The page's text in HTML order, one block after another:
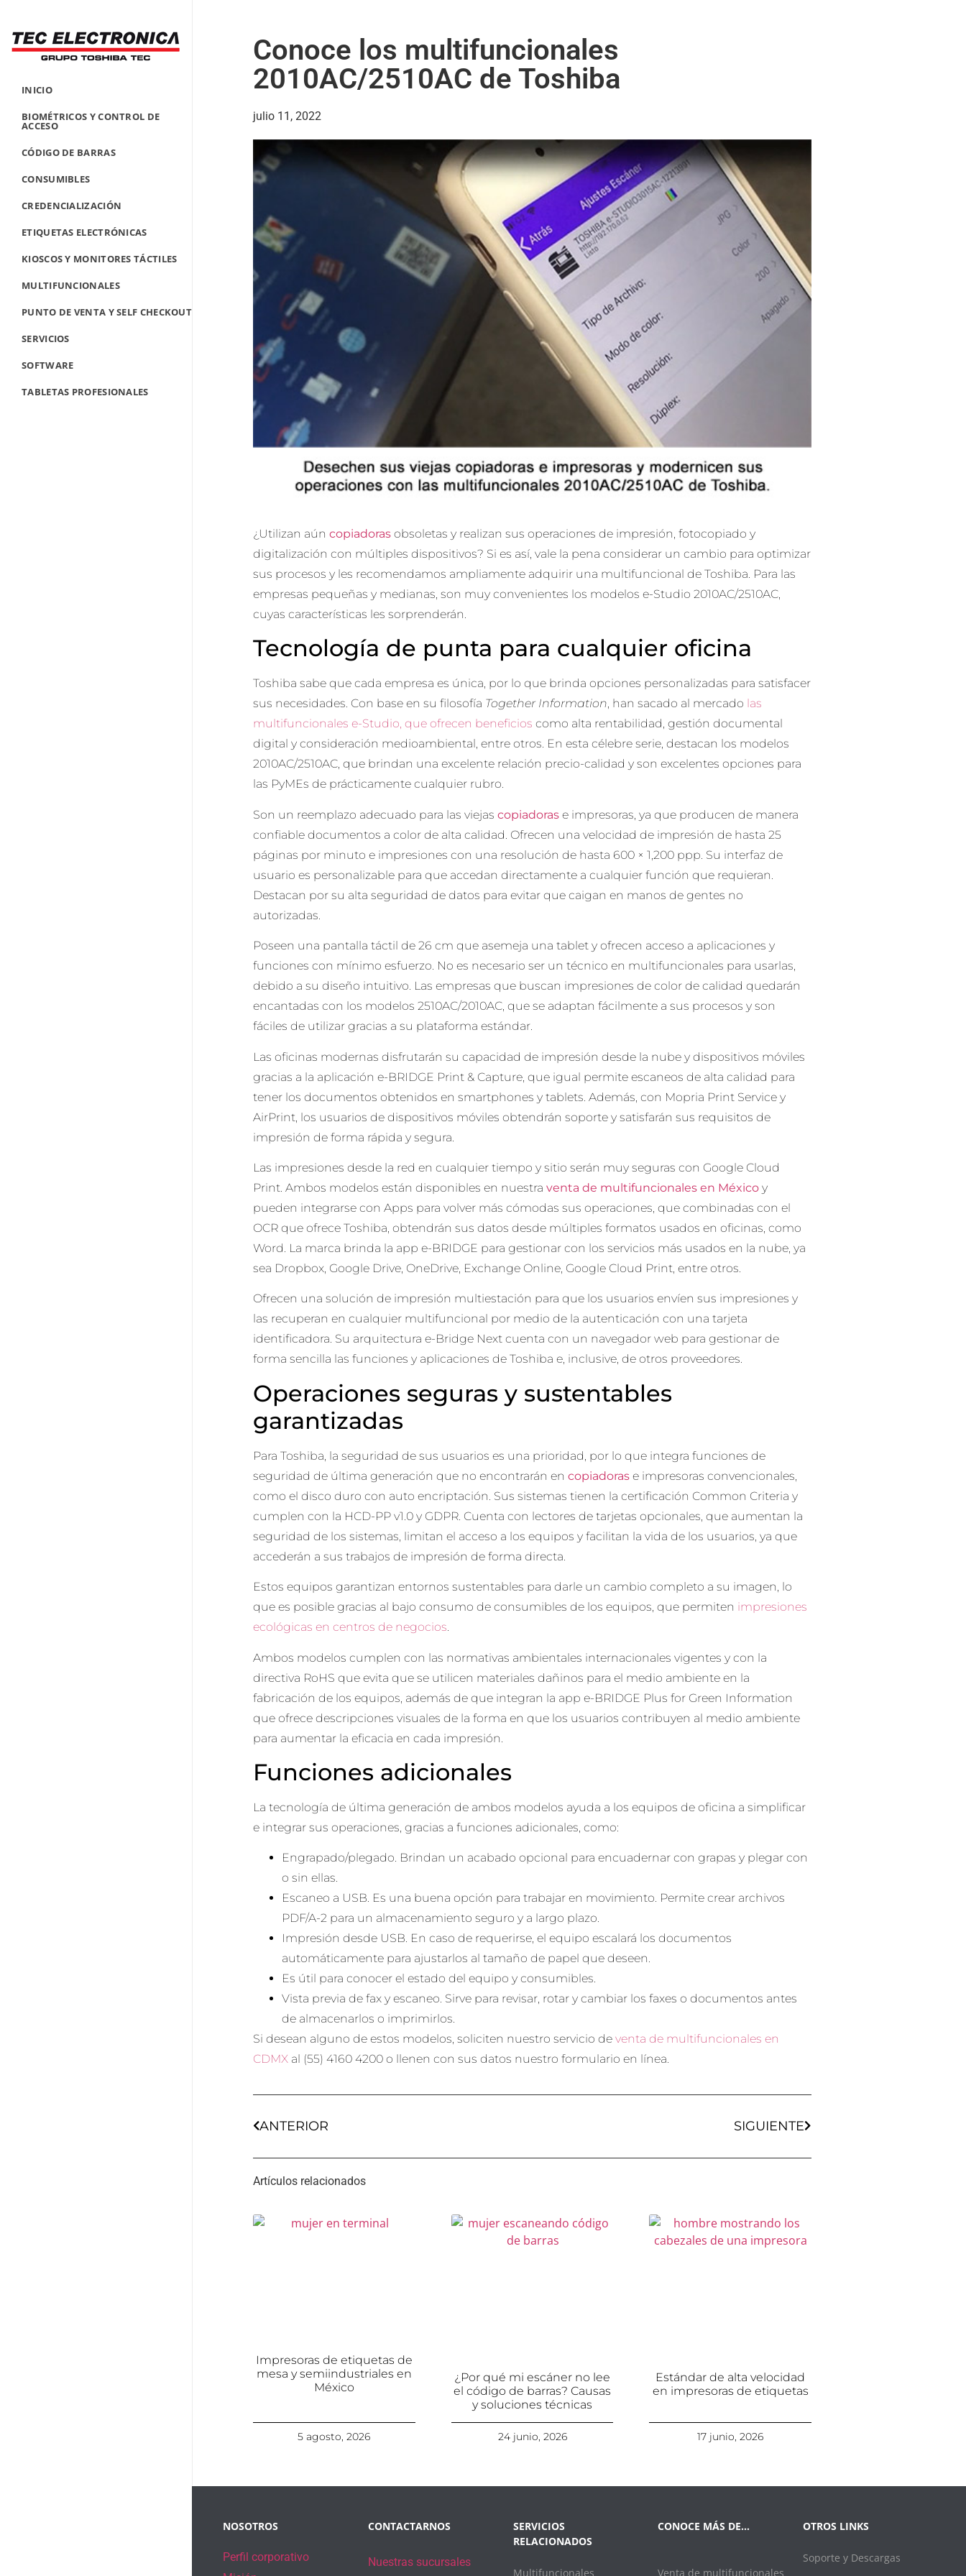
INICIO
BIOMÉTRICOS Y CONTROL DE
ACCESO
CÓDIGO DE BARRAS
CONSUMIBLES
CREDENCIALIZACIÓN
ETIQUETAS ELECTRÓNICAS
KIOSCOS Y MONITORES TÁCTILES
MULTIFUNCIONALES
PUNTO DE VENTA Y SELF CHECKOUT
SERVICIOS
SOFTWARE
TABLETAS PROFESIONALES
Conoce los multifuncionales
2010AC/2510AC de Toshiba
julio 11, 2022
¿Utilizan aúncopiadoras obsoletas y realizan sus operaciones de impresión, fotocopiado y
digitalización con múltiples dispositivos? Si es así, vale la pena considerar un cambio para optimizar
sus procesos y les recomendamos ampliamente adquirir una multifuncional de Toshiba. Para las
empresas pequeñas y medianas, son muy convenientes los modelos e-Studio 2010AC/2510AC,
cuyas características les sorprenderán.
Tecnología de punta para cualquier oficina
Toshiba sabe que cada empresa es única, por lo que brinda opciones personalizadas para satisfacer
sus necesidades. Con base en su filosofía Together Information, han sacado al mercado las
multifuncionales e-Studio, que ofrecen beneficios como alta rentabilidad, gestión documental
digital y consideración medioambiental, entre otros. En esta célebre serie, destacan los modelos
2010AC/2510AC, que brindan una excelente relación precio-calidad y son excelentes opciones para
las PyMEs de prácticamente cualquier rubro.
Son un reemplazo adecuado para las viejascopiadoras e impresoras, ya que producen de manera
confiable documentos a color de alta calidad. Ofrecen una velocidad de impresión de hasta 25
páginas por minuto e impresiones con una resolución de hasta 600 × 1,200 ppp. Su interfaz de
usuario es personalizable para que accedan directamente a cualquier función que requieran.
Destacan por su alta seguridad de datos para evitar que caigan en manos de gentes no
autorizadas.
Poseen una pantalla táctil de 26 cm que asemeja una tablet y ofrecen acceso a aplicaciones y
funciones con mínimo esfuerzo. No es necesario ser un técnico en multifuncionales para usarlas,
debido a su diseño intuitivo. Las empresas que buscan impresiones de color de calidad quedarán
encantadas con los modelos 2510AC/2010AC, que se adaptan fácilmente a sus procesos y son
fáciles de utilizar gracias a su plataforma estándar.
Las oficinas modernas disfrutarán su capacidad de impresión desde la nube y dispositivos móviles
gracias a la aplicación e-BRIDGE Print & Capture, que igual permite escaneos de alta calidad para
tener los documentos obtenidos en smartphones y tablets. Además, con Mopria Print Service y
AirPrint, los usuarios de dispositivos móviles obtendrán soporte y satisfarán sus requisitos de
impresión de forma rápida y segura.
Las impresiones desde la red en cualquier tiempo y sitio serán muy seguras con Google Cloud
Print. Ambos modelos están disponibles en nuestraventa de multifuncionales en México y
pueden integrarse con Apps para volver más cómodas sus operaciones, que combinadas con el
OCR que ofrece Toshiba, obtendrán sus datos desde múltiples formatos usados en oficinas, como
Word. La marca brinda la app e-BRIDGE para gestionar con los servicios más usados en la nube, ya
sea Dropbox, Google Drive, OneDrive, Exchange Online, Google Cloud Print, entre otros.
Ofrecen una solución de impresión multiestación para que los usuarios envíen sus impresiones y
las recuperan en cualquier multifuncional por medio de la autenticación con una tarjeta
identificadora. Su arquitectura e-Bridge Next cuenta con un navegador web para gestionar de
forma sencilla las funciones y aplicaciones de Toshiba e, inclusive, de otros proveedores.
Operaciones seguras y sustentables
garantizadas
Para Toshiba, la seguridad de sus usuarios es una prioridad, por lo que integra funciones de
seguridad de última generación que no encontrarán encopiadoras e impresoras convencionales,
como el disco duro con auto encriptación. Sus sistemas tienen la certificación Common Criteria y
cumplen con la HCD-PP v1.0 y GDPR. Cuenta con lectores de tarjetas opcionales, que aumentan la
seguridad de los sistemas, limitan el acceso a los equipos y facilitan la vida de los usuarios, ya que
accederán a sus trabajos de impresión de forma directa.
Estos equipos garantizan entornos sustentables para darle un cambio completo a su imagen, lo
que es posible gracias al bajo consumo de consumibles de los equipos, que permiten impresiones
ecológicas en centros de negocios.
Ambos modelos cumplen con las normativas ambientales internacionales vigentes y con la
directiva RoHS que evita que se utilicen materiales dañinos para el medio ambiente en la
fabricación de los equipos, además de que integran la app e-BRIDGE Plus for Green Information
que ofrece descripciones visuales de la forma en que los usuarios contribuyen al medio ambiente
para aumentar la eficacia en cada impresión.
Funciones adicionales
La tecnología de última generación de ambos modelos ayuda a los equipos de oficina a simplificar
e integrar sus operaciones, gracias a funciones adicionales, como:
Engrapado/plegado. Brindan un acabado opcional para encuadernar con grapas y plegar con
o sin ellas.
Escaneo a USB. Es una buena opción para trabajar en movimiento. Permite crear archivos
PDF/A-2 para un almacenamiento seguro y a largo plazo.
Impresión desde USB. En caso de requerirse, el equipo escalará los documentos
automáticamente para ajustarlos al tamaño de papel que deseen.
Es útil para conocer el estado del equipo y consumibles.
Vista previa de fax y escaneo. Sirve para revisar, rotar y cambiar los faxes o documentos antes
de almacenarlos o imprimirlos.
Si desean alguno de estos modelos, soliciten nuestro servicio deventa de multifuncionales en
CDMX al (55) 4160 4200 o llenen con sus datos nuestro formulario en línea.
ANTERIOR SIGUIENTE
Artículos relacionados
Impresoras de etiquetas de
mesa y semiindustriales en
México
5 agosto, 2026
¿Por qué mi escáner no lee
el código de barras? Causas
y soluciones técnicas
24 junio, 2026
Estándar de alta velocidad
en impresoras de etiquetas
17 junio, 2026
NOSOTROS
Perfil corporativo
CONTACTARNOS
Nuestras sucursales
SERVICIOS
RELACIONADOS
Multifuncionales
CONOCE MÁS DE…
Venta de multifuncionales
OTROS LINKS
Soporte y Descargas